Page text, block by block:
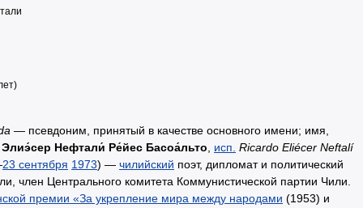
— псевдоним, принятый в качестве основного имени; имя,
Нефтали́ Ре́йес Басоа́льто исп. Ricardo Eliécer Neftalí
23 сентября 1973) — чилийский поэт, дипломат и политический
член Центрального комитета Коммунистической партии Чили.
премии «За укрепление мира между народами (1953) и